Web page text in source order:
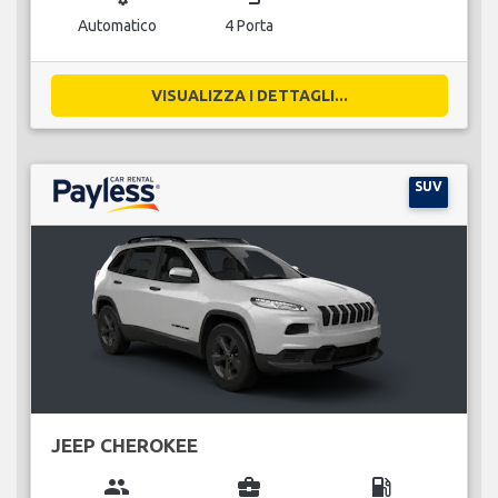
Automatico 4 Porta
VISUALIZZA I DETTAGLI...
SUV
JEEP CHEROKEE
group business_center local_gas_station